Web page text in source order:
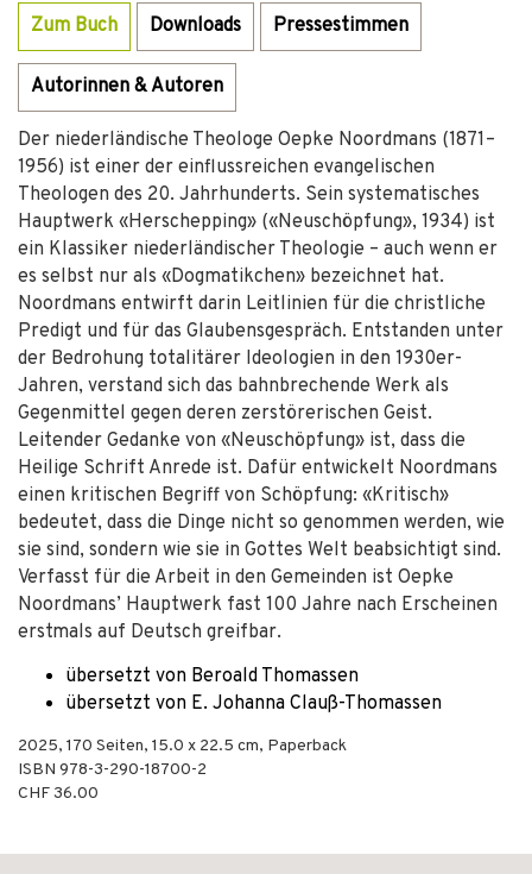
Zum Buch Downloads Pressestimmen
Autorinnen & Autoren
Der niederländische Theologe Oepke Noordmans (1871–
1956) ist einer der einflussreichen evangelischen
Theologen des 20. Jahrhunderts. Sein systematisches
Hauptwerk «Herschepping» («Neuschöpfung», 1934) ist
ein Klassiker niederländischer Theologie – auch wenn er
es selbst nur als «Dogmatikchen» bezeichnet hat.
Noordmans entwirft darin Leitlinien für die christliche
Predigt und für das Glaubensgespräch. Entstanden unter
der Bedrohung totalitärer Ideologien in den 1930er-
Jahren, verstand sich das bahnbrechende Werk als
Gegenmittel gegen deren zerstörerischen Geist.
Leitender Gedanke von «Neuschöpfung» ist, dass die
Heilige Schrift Anrede ist. Dafür entwickelt Noordmans
einen kritischen Begriff von Schöpfung: «Kritisch»
bedeutet, dass die Dinge nicht so genommen werden, wie
sie sind, sondern wie sie in Gottes Welt beabsichtigt sind.
Verfasst für die Arbeit in den Gemeinden ist Oepke
Noordmans’ Hauptwerk fast 100 Jahre nach Erscheinen
erstmals auf Deutsch greifbar.
übersetzt von Beroald Thomassen
übersetzt von E. Johanna Clauß-Thomassen
2025, 170 Seiten, 15.0 x 22.5 cm, Paperback
ISBN 978-3-290-18700-2
CHF 36.00